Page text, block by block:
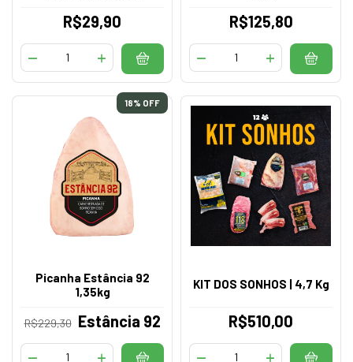
R$29,90 R$125,80
18% OFF
Picanha Estância 92
1,35kg
R$229,30 Estância 92
KIT DOS SONHOS | 4,7 Kg
R$510,00